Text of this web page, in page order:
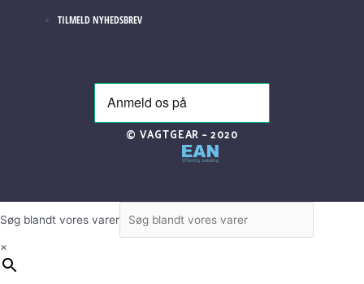
TILMELD NYHEDSBREV
© VAGTGEAR – 2020
Søg blandt vores varer
×